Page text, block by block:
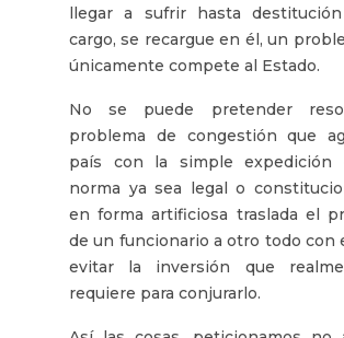
llegar a sufrir hasta
cargo, se recargue en él, un
únicamente compete al Estado.
No se puede pretender
problema de congestión que
país con la simple expedición
norma ya sea legal o
en forma artificiosa traslada el
de un funcionario a otro todo con
evitar la inversión que
requiere para conjurarlo.